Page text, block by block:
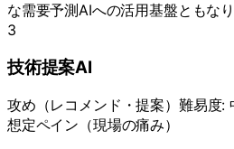
な需要予測AIへの活用基盤ともな
3
技術提案AI
攻め （レコメンド・提案） 難易度:
想定ペイン（現場の痛み）